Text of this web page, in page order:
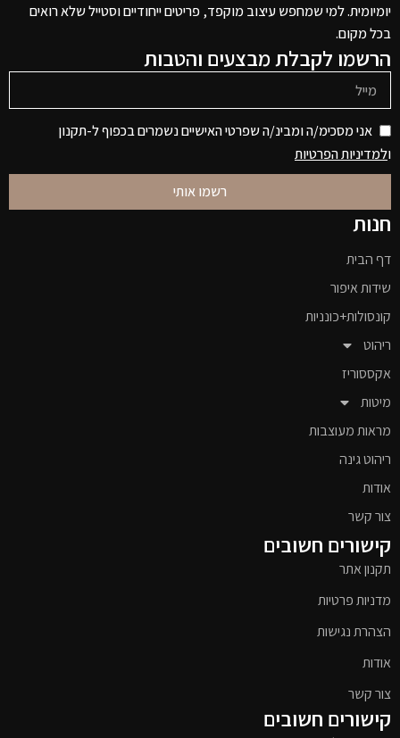
יומיומית. למי שמחפש עיצוב מוקפד, פריטים ייחודיים וסטייל שלא רואים
בכל מקום.
הרשמו לקבלת מבצעים והטבות
אני מסכימ/ה ומבינ/ה שפרטי האישיים נשמרים בכפוף ל-תקנון
ולמדיניות הפרטיות
רשמו אותי
חנות
דף הבית
שידות איפור
קונסולות+כונניות
ריהוט
אקססוריז
מיטות
מראות מעוצבות
ריהוט גינה
אודות
צור קשר
קישורים חשובים
תקנון אתר
מדניות פרטיות
הצהרת נגישות
אודות
צור קשר
קישורים חשובים